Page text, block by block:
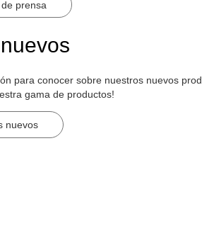
prensa
para conocer sobre nuestros nuevos
gama de productos!
nuevos